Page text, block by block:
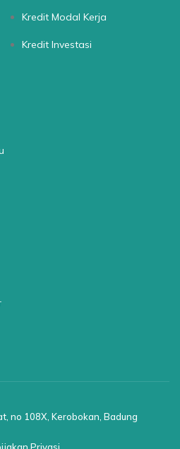
Kredit Modal Kerja
Kredit Investasi
no 108X, Kerobokan, Badung